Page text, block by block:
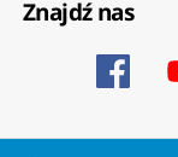
Znajdź nas